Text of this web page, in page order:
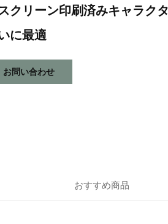
クリーン印刷済みキャラク
に最適
お問い合わせ
おすすめ商品